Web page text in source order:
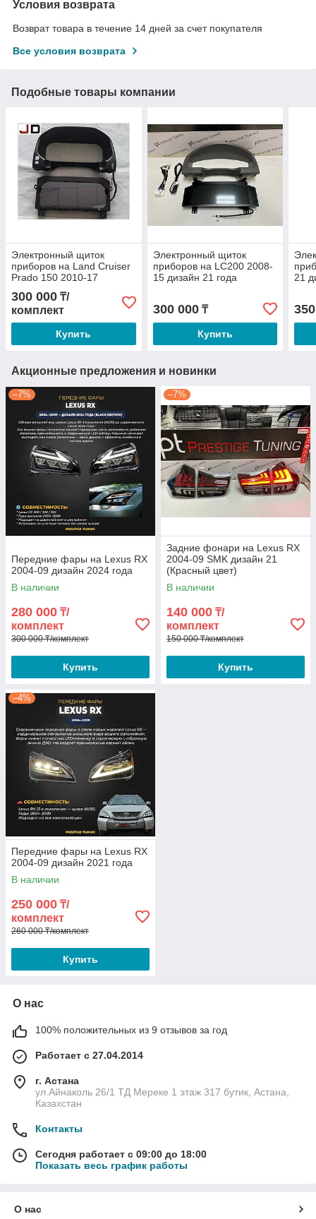
Условия возврата
Возврат товара в течение 14 дней за счет покупателя
Все условия возврата
Подобные товары компании
Электронный щиток
приборов на Land Cruiser
Prado 150 2010-17
300 000 ₸/
комплект
Купить
Электронный щиток
приборов на LC200 2008-
15 дизайн 21 года
300 000₸
Купить
21
Акционные предложения и новинки
–7%
Передние фары на Lexus RX
2004-09 дизайн 2024 года
В наличии
280 000 ₸/
комплект
300 000 ₸/комплект
Купить
–7%
Задние фонари на Lexus RX
2004-09 SMK дизайн 21
(Красный цвет)
В наличии
140 000 ₸/
комплект
150 000 ₸/комплект
Купить
–4%
Передние фары на Lexus RX
2004-09 дизайн 2021 года
В наличии
250 000 ₸/
комплект
260 000 ₸/комплект
Купить
О нас
100% положительных из 9 отзывов за год
Работает с 27.04.2014
г. Астана
ул.Айнаколь 26/1 ТД Мереке 1 этаж 317 бутик, Астана,
Казахстан
Контакты
Сегодня работает с 09:00 до 18:00
Показать весь график работы
О нас